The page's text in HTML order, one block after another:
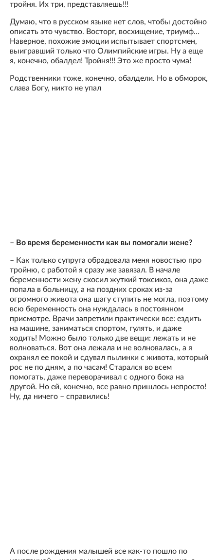
тройня. Их три, представляешь!!!
Думаю, что в русском языке нет слов, чтобы достойно
описать это чувство. Восторг, восхищение, триумф…
Наверное, похожие эмоции испытывает спортсмен,
выигравший только что Олимпийские игры. Ну а еще
я, конечно, обалдел! Тройня!!! Это же просто чума!
Родственники тоже, конечно, обалдели. Но в обморок,
слава Богу, никто не упал
– Во время беременности как вы помогали жене?
– Как только супруга обрадовала меня новостью про
тройню, с работой я сразу же завязал. В начале
беременности жену скосил жуткий токсикоз, она даже
попала в больницу, а на поздних сроках из-за
огромного живота она шагу ступить не могла, поэтому
всю беременность она нуждалась в постоянном
присмотре. Врачи запретили практически все: ездить
на машине, заниматься спортом, гулять, и даже
ходить! Можно было только две вещи: лежать и не
волноваться. Вот она лежала и не волновалась, а я
охранял ее покой и сдувал пылинки с живота, который
рос не по дням, а по часам! Старался во всем
помогать, даже переворачивал с одного бока на
другой. Но ей, конечно, все равно пришлось непросто!
Ну, да ничего – справились!
А после рождения малышей все как-то пошло по